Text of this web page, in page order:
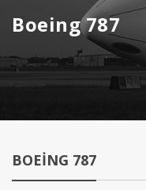
Boeing 787
BOEING 787